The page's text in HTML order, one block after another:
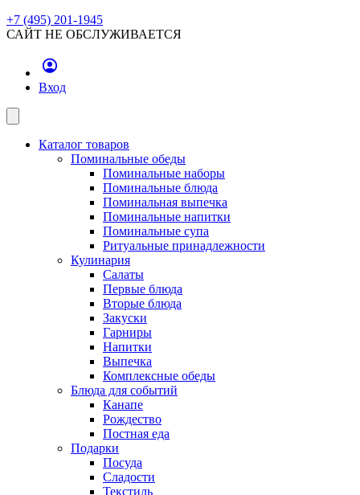
+7 (495) 201-1945
САЙТ НЕ ОБСЛУЖИВАЕТСЯ
Вход
Каталог товаров
Поминальные обеды
Поминальные наборы
Поминальные блюда
Поминальная выпечка
Поминальные напитки
Поминальные супа
Ритуальные принадлежности
Кулинария
Салаты
Первые блюда
Вторые блюда
Закуски
Гарниры
Напитки
Выпечка
Комплексные обеды
Блюда для событий
Канапе
Рождество
Постная еда
Подарки
Посуда
Сладости
Текстиль